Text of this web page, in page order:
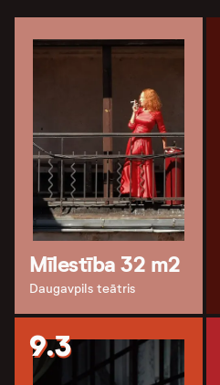
Mīlestība 32 m2
Daugavpils teātris
9.3